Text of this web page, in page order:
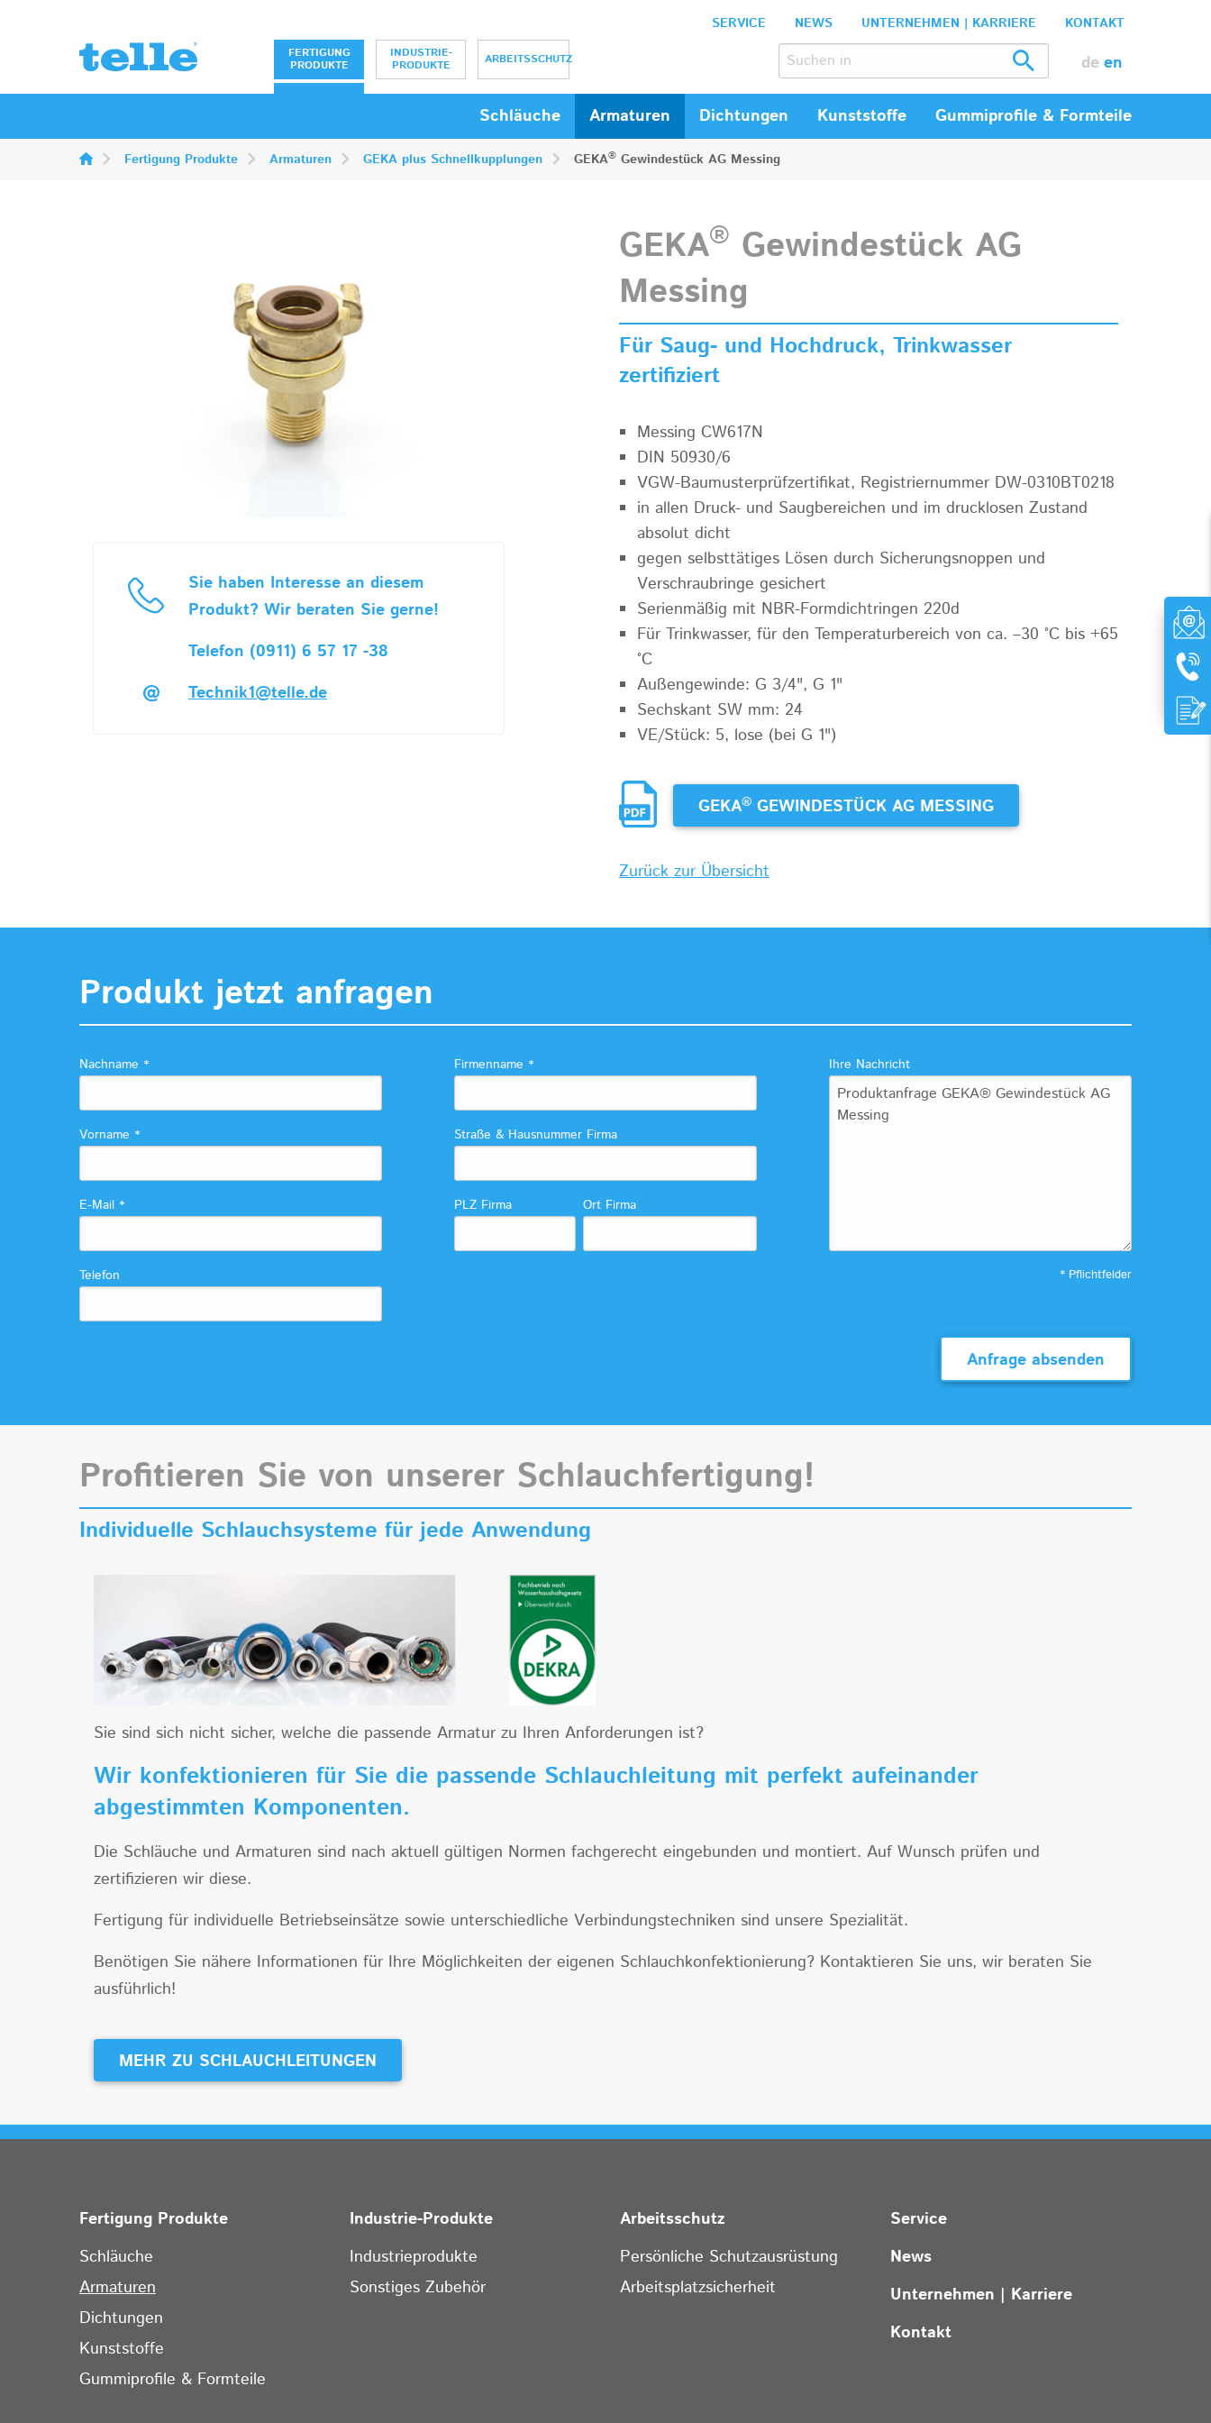
Erwin Telle GmbH
FERTIGUNG
PRODUKTE
INDUSTRIE-
PRODUKTE
ARBEITSSCHUTZ
SERVICE NEWS UNTERNEHMEN | KARRIERE KONTAKT
de en
Schläuche Armaturen Dichtungen Kunststoffe Gummiprofile & Formteile
Fertigung Produkte Armaturen GEKA plus Schnellkupplungen GEKA® Gewindestück AG Messing
Sie haben Interesse an diesem
Produkt? Wir beraten Sie gerne!
Telefon (0911) 6 57 17 -38
Technik1@telle.de
GEKA® Gewindestück AG
Messing
Für Saug- und Hochdruck, Trinkwasser
zertifiziert
Messing CW617N
DIN 50930/6
VGW-Baumusterprüfzertifikat, Registriernummer DW-0310BT0218
in allen Druck- und Saugbereichen und im drucklosen Zustand
absolut dicht
gegen selbsttätiges Lösen durch Sicherungsnoppen und
Verschraubringe gesichert
Serienmäßig mit NBR-Formdichtringen 220d
Für Trinkwasser, für den Temperaturbereich von ca. –30 °C bis +65
°C
Außengewinde: G 3/4", G 1"
Sechskant SW mm: 24
VE/Stück: 5, lose (bei G 1")
GEKA®GEWINDESTÜCK AG MESSING
Zurück zur Übersicht
Produkt jetzt anfragen
Nachname *
Vorname *
E-Mail *
Telefon
Firmenname *
Straße & Hausnummer Firma
PLZ Firma Ort Firma
Ihre Nachricht
* Pflichtfelder
Anfrage absenden
Profitieren Sie von unserer Schlauchfertigung!
Individuelle Schlauchsysteme für jede Anwendung
Sie sind sich nicht sicher, welche die passende Armatur zu Ihren Anforderungen ist?
Wir konfektionieren für Sie die passende Schlauchleitung mit perfekt aufeinander
abgestimmten Komponenten.
Die Schläuche und Armaturen sind nach aktuell gültigen Normen fachgerecht eingebunden und montiert. Auf Wunsch prüfen und
zertifizieren wir diese.
Fertigung für individuelle Betriebseinsätze sowie unterschiedliche Verbindungstechniken sind unsere Spezialität.
Benötigen Sie nähere Informationen für Ihre Möglichkeiten der eigenen Schlauchkonfektionierung? Kontaktieren Sie uns, wir beraten Sie
ausführlich!
MEHR ZU SCHLAUCHLEITUNGEN
Fertigung Produkte
Schläuche
Armaturen
Dichtungen
Kunststoffe
Gummiprofile & Formteile
Industrie-Produkte
Industrieprodukte
Sonstiges Zubehör
Arbeitsschutz
Persönliche Schutzausrüstung
Arbeitsplatzsicherheit
Service
News
Unternehmen | Karriere
Kontakt